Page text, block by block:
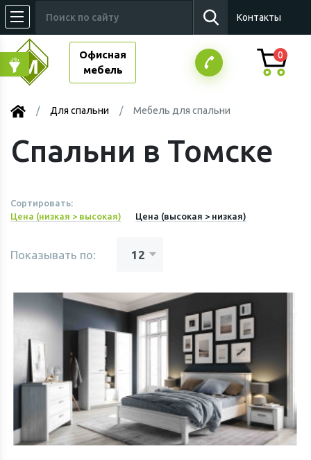
Контакты
Офисная
мебель
0
Для спальни Мебель для спальни
Спальни в Томске
Сортировать:
Цена (низкая > высокая)
Цена (высокая > низкая)
Показывать по: